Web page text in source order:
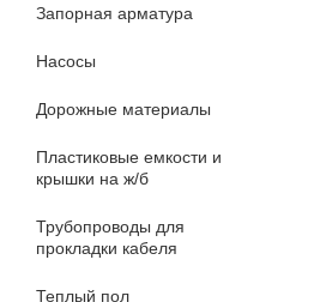
Запорная арматура
Насосы
Дорожные материалы
Пластиковые емкости и
крышки на ж/б
Трубопроводы для
прокладки кабеля
Теплый пол